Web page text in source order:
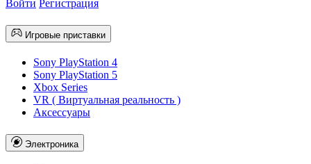
Войти Регистрация
Игровые приставки
Sony PlayStation 4
Sony PlayStation 5
Xbox Series
VR ( Виртуальная реальность )
Аксессуары
Электроника